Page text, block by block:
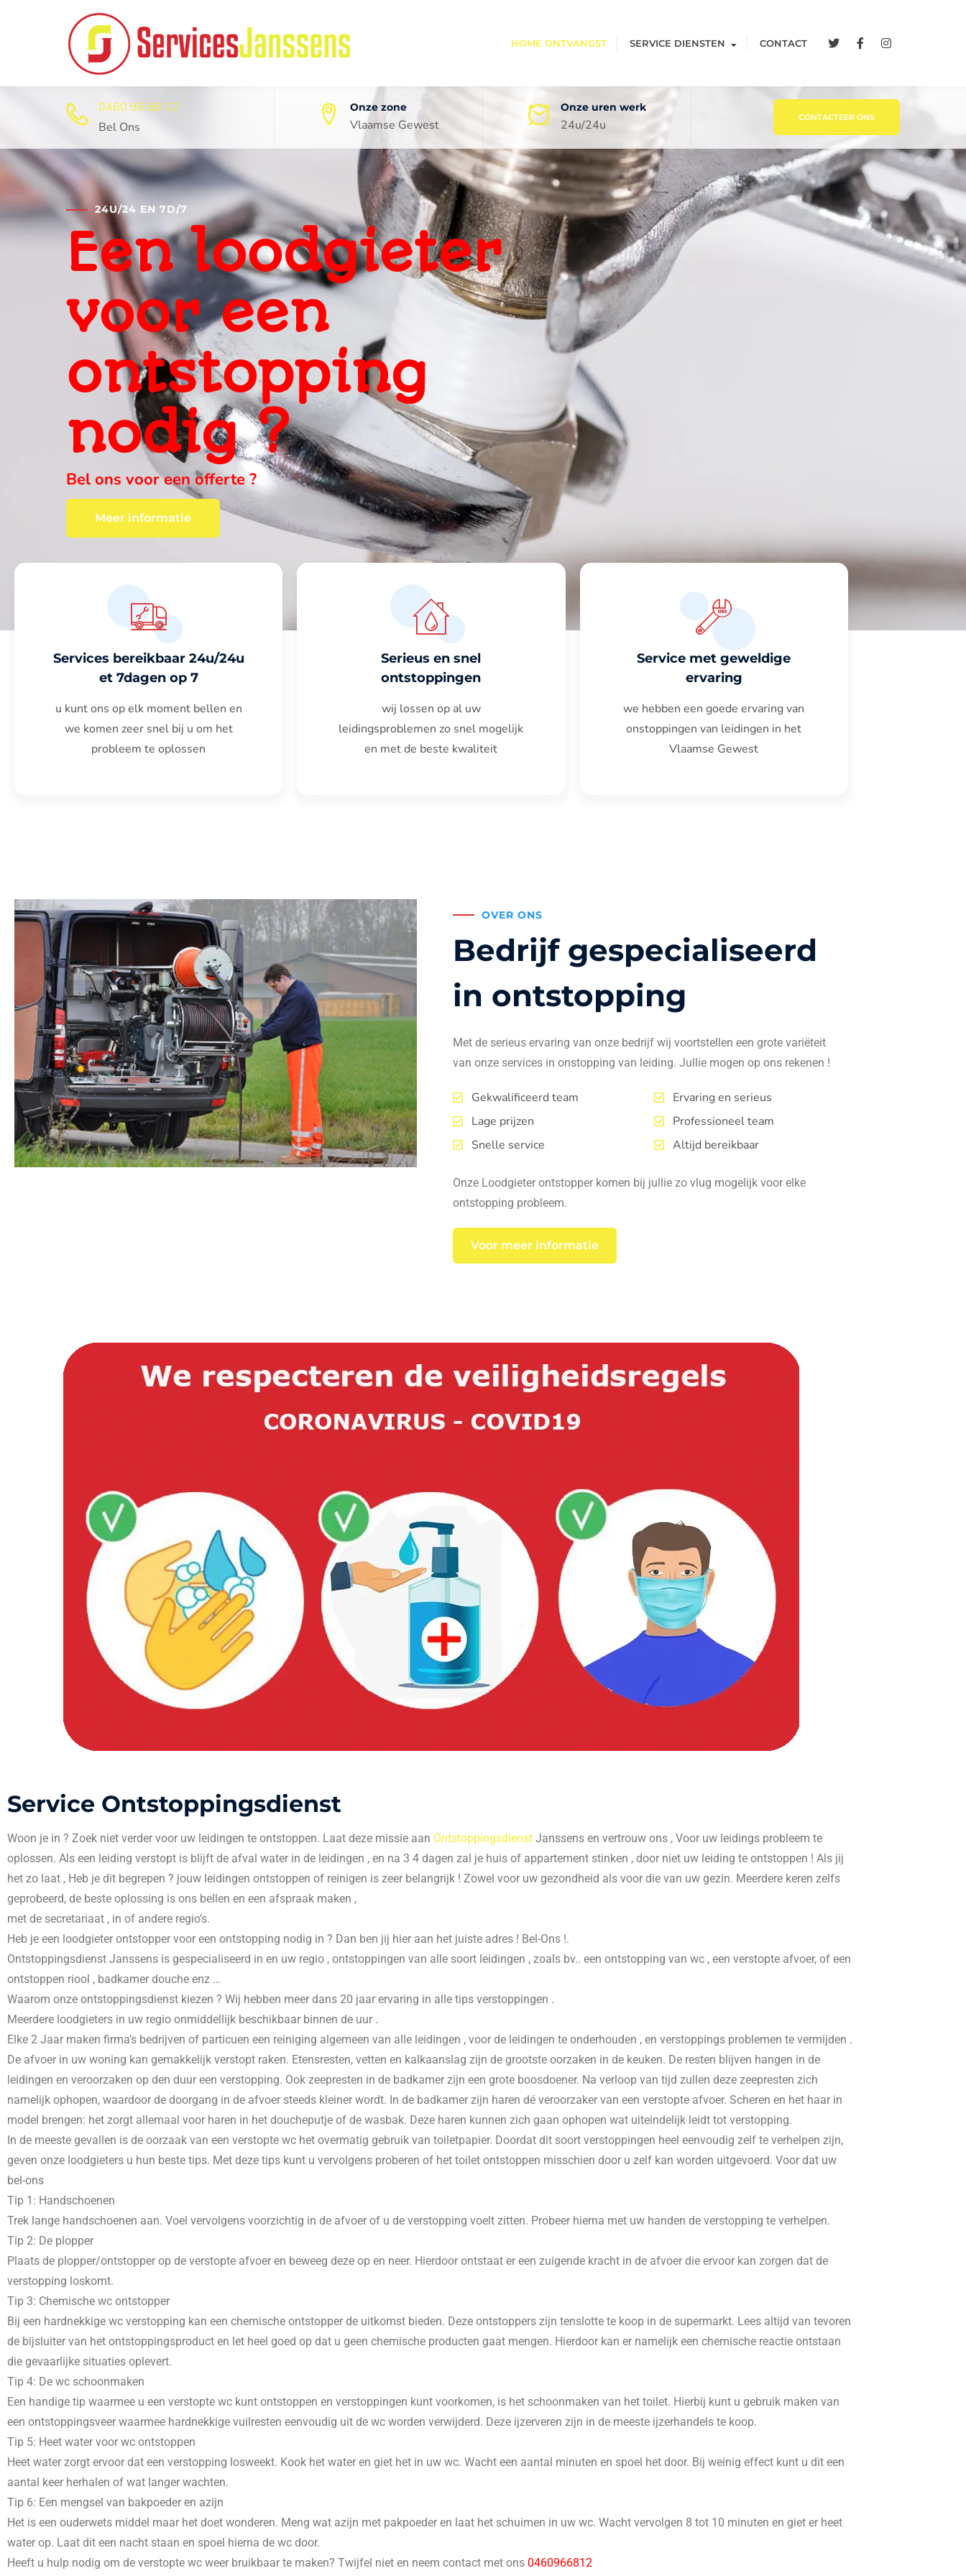
HOME ONTVANGST SERVICE DIENSTEN CONTACT
0460 96 68 12
Bel Ons
Onze zone
Vlaamse Gewest
Onze uren werk
24u/24u CONTACTEER ONS
Professioneel
ontstopping
dienst 20 jaar
ervaring, snel
ter plaats
wij vinden altijd een oplossing , correcte prijzen vanaf 119 euro
Services bereikbaar 24u/24u
et 7dagen op 7
u kunt ons op elk moment bellen en
we komen zeer snel bij u om het
probleem te oplossen
Serieus en snel
ontstoppingen
wij lossen op al uw
leidingsproblemen zo snel mogelijk
en met de beste kwaliteit
Service met geweldige
ervaring
we hebben een goede ervaring van
onstoppingen van leidingen in het
Vlaamse Gewest
OVER ONS
Bedrijf gespecialiseerd
in ontstopping
Met de serieus ervaring van onze bedrijf wij voortstellen een grote variëteit
van onze services in onstopping van leiding. Jullie mogen op ons rekenen !
Gekwalificeerd team
Lage prijzen
Snelle service
Ervaring en serieus
Professioneel team
Altijd bereikbaar
Onze Loodgieter ontstopper komen bij jullie zo vlug mogelijk voor elke
ontstopping probleem.
Voor meer informatie
Service Ontstoppingsdienst
Woon je in ? Zoek niet verder voor uw leidingen te ontstoppen. Laat deze missie aan Ontstoppingsdienst Janssens en vertrouw ons , Voor uw leidings probleem te
oplossen. Als een leiding verstopt is blijft de afval water in de leidingen , en na 3 4 dagen zal je huis of appartement stinken , door niet uw leiding te ontstoppen ! Als jij
het zo laat , Heb je dit begrepen ? jouw leidingen ontstoppen of reinigen is zeer belangrijk ! Zowel voor uw gezondheid als voor die van uw gezin. Meerdere keren zelfs
geprobeerd, de beste oplossing is ons bellen en een afspraak maken ,
met de secretariaat , in of andere regio’s.
Heb je een loodgieter ontstopper voor een ontstopping nodig in ? Dan ben jij hier aan het juiste adres ! Bel-Ons !.
Ontstoppingsdienst Janssens is gespecialiseerd in en uw regio , ontstoppingen van alle soort leidingen , zoals bv.. een ontstopping van wc , een verstopte afvoer, of een
ontstoppen riool , badkamer douche enz …
Waarom onze ontstoppingsdienst kiezen ? Wij hebben meer dans 20 jaar ervaring in alle tips verstoppingen .
Meerdere loodgieters in uw regio onmiddellijk beschikbaar binnen de uur .
Elke 2 Jaar maken firma’s bedrijven of particuen een reiniging algemeen van alle leidingen , voor de leidingen te onderhouden , en verstoppings problemen te vermijden .
De afvoer in uw woning kan gemakkelijk verstopt raken. Etensresten, vetten en kalkaanslag zijn de grootste oorzaken in de keuken. De resten blijven hangen in de
leidingen en veroorzaken op den duur een verstopping. Ook zeepresten in de badkamer zijn een grote boosdoener. Na verloop van tijd zullen deze zeepresten zich
namelijk ophopen, waardoor de doorgang in de afvoer steeds kleiner wordt. In de badkamer zijn haren dé veroorzaker van een verstopte afvoer. Scheren en het haar in
model brengen: het zorgt allemaal voor haren in het doucheputje of de wasbak. Deze haren kunnen zich gaan ophopen wat uiteindelijk leidt tot verstopping.
In de meeste gevallen is de oorzaak van een verstopte wc het overmatig gebruik van toiletpapier. Doordat dit soort verstoppingen heel eenvoudig zelf te verhelpen zijn,
geven onze loodgieters u hun beste tips. Met deze tips kunt u vervolgens proberen of het toilet ontstoppen misschien door u zelf kan worden uitgevoerd. Voor dat uw
bel-ons
Tip 1: Handschoenen
Trek lange handschoenen aan. Voel vervolgens voorzichtig in de afvoer of u de verstopping voelt zitten. Probeer hierna met uw handen de verstopping te verhelpen.
Tip 2: De plopper
Plaats de plopper/ontstopper op de verstopte afvoer en beweeg deze op en neer. Hierdoor ontstaat er een zuigende kracht in de afvoer die ervoor kan zorgen dat de
verstopping loskomt.
Tip 3: Chemische wc ontstopper
Bij een hardnekkige wc verstopping kan een chemische ontstopper de uitkomst bieden. Deze ontstoppers zijn tenslotte te koop in de supermarkt. Lees altijd van tevoren
de bijsluiter van het ontstoppingsproduct en let heel goed op dat u geen chemische producten gaat mengen. Hierdoor kan er namelijk een chemische reactie ontstaan
die gevaarlijke situaties oplevert.
Tip 4: De wc schoonmaken
Een handige tip waarmee u een verstopte wc kunt ontstoppen en verstoppingen kunt voorkomen, is het schoonmaken van het toilet. Hierbij kunt u gebruik maken van
een ontstoppingsveer waarmee hardnekkige vuilresten eenvoudig uit de wc worden verwijderd. Deze ijzerveren zijn in de meeste ijzerhandels te koop.
Tip 5: Heet water voor wc ontstoppen
Heet water zorgt ervoor dat een verstopping losweekt. Kook het water en giet het in uw wc. Wacht een aantal minuten en spoel het door. Bij weinig effect kunt u dit een
aantal keer herhalen of wat langer wachten.
Tip 6: Een mengsel van bakpoeder en azijn
Het is een ouderwets middel maar het doet wonderen. Meng wat azijn met pakpoeder en laat het schuimen in uw wc. Wacht vervolgen 8 tot 10 minuten en giet er heet
water op. Laat dit een nacht staan en spoel hierna de wc door.
Heeft u hulp nodig om de verstopte wc weer bruikbaar te maken? Twijfel niet en neem contact met ons 0460966812